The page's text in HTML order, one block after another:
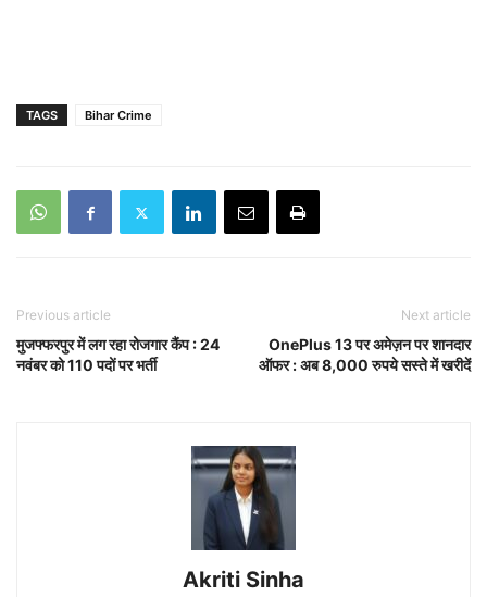
TAGS Bihar Crime
Previous article
मुजफ्फरपुर में लग रहा रोजगार कैंप : 24
नवंबर को 110 पदों पर भर्ती
Next article
OnePlus 13 पर अमेज़न पर शानदार
ऑफर : अब 8,000 रुपये सस्ते में खरीदें
Akriti Sinha